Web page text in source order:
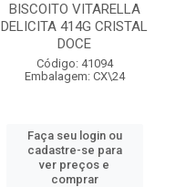
BISCOITO VITARELLA
DELICITA 414G CRISTAL
DOCE
Código: 41094
Embalagem: CX\24
Faça seu login ou
cadastre-se para
ver preços e
comprar